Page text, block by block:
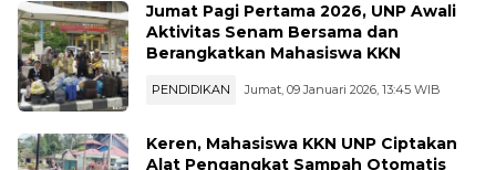
Jumat Pagi Pertama 2026, UNP Awali
Aktivitas Senam Bersama dan
Berangkatkan Mahasiswa KKN
PENDIDIKAN Jumat, 09 Januari 2026, 13:45 WIB
Keren, Mahasiswa KKN UNP Ciptakan
Alat Pengangkat Sampah Otomatis